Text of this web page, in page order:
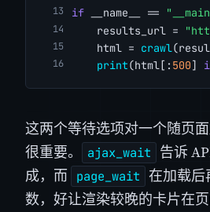
if __name__ ==
    results_url =
    html =
crawl
print(html[:500]
这两个等待选项对一个随页
很重要。
ajax_wait
告诉
成，而
page_wait 在加载后
数，好让渲染较晚的卡片在